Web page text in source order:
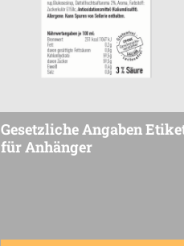
Gesetzliche Angaben
für Anhänger